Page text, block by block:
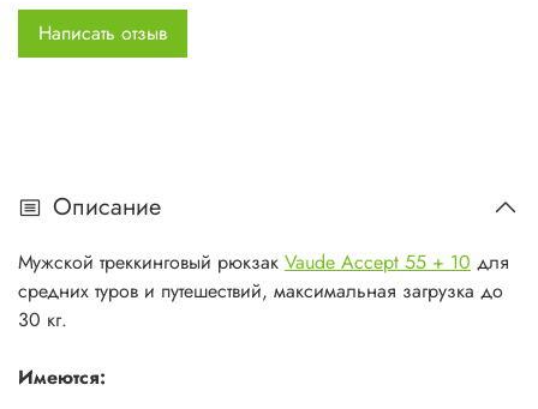
используются материалы разной плотности для
облегчения рюкзака.
500 D Cordura Polyamid PU покрытие
размеры: 65 x 30 x 19 см
вес: 2450 г
Написать отзыв
Описание
Мужской треккинговый рюкзак Vaude Accept 55 + 10 для
средних туров и путешествий, максимальная загрузка до
30 кг.
Имеются: